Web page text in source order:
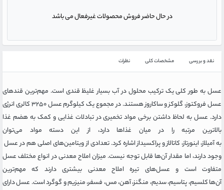
در حال حاضر فروش محصولات غیرفعال می باشد
نقد و بررسی مشخصات کلی نظرات
عسل به طور کلی یک ترکیب محلول در آب بسیار غلیظ قندی است. مهم‌ترین قندهای
عسل فروکتوز، گلوکز و ساکاروز هستند. در مجموع یک کیلوگرم عسل ۳۲۵۰ کالری انرژی
دارد. عسل به لحاظ داشتن برخی مواد تخمیری در تبادلات غذایی و کمک به هضم غذا
بالاترین مرتبه را در میان غذاها دارد، از این دسته مواد می‌توان
به آمیلاز، اینورتاز، کاتالاز و پراکسیداز اشاره کرد. تعدادی از ویتامین‌های اصلی هم در عسل
وجود دارند، اما مقدار آن‌ها قابل توجه نیست. میزان املاح معدنی در انواع مختلف عسل
متفاوت است و عسل‌های تیره املاح معدنی بیشتری دارند که مهم‌ترین
آن‌ها کلسیم، پتاسیم، سدیم، منگنز، آهن، مس، فسفر، منیزیم و گوگرد است. عسل دارای